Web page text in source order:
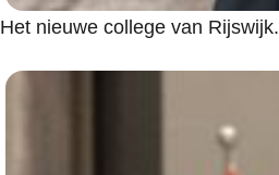
Het nieuwe college van Rijswijk.